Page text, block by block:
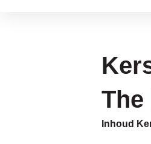
The
Inhoud